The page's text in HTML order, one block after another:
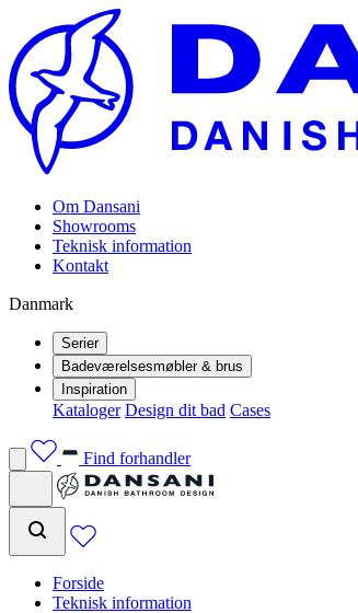
Om Dansani
Showrooms
Teknisk information
Kontakt
Danmark
Serier
Badeværelsesmøbler & brus
Inspiration
Kataloger Design dit bad Cases
Find forhandler
Forside
Teknisk information